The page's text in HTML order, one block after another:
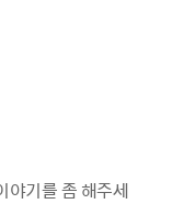
야기를 좀 해주세